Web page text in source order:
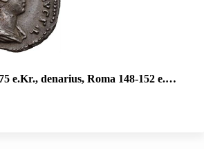
Roma 148-152 e.Kr. R: Pudicitia stående mot venstre